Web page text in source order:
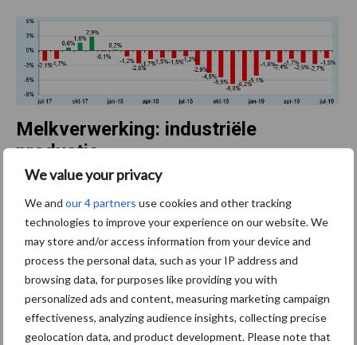
We value your privacy
We and our 4 partners use cookies and other tracking
technologies to improve your experience on our website. We
may store and/or access information from your device and
process the personal data, such as your IP address and
browsing data, for purposes like providing you with
personalized ads and content, measuring marketing campaign
effectiveness, analyzing audience insights, collecting precise
geolocation data, and product development. Please note that
Melkverwerking: industriële
productie
Tot en met juni 2019, ontwikkeling in % t.o.v. 2018 (Bron: RVO.nl)
Bron:ZuivelNL